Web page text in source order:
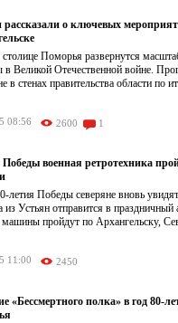
рассказали о ключевых
Поморья развернутся
Великой Отечественной войне.
в стенах правительства области по
08:56 2600 1
военная ретротехника
летия Победы северяне вновь
из Устьян отправится в
пройдут по Архангельску,
11:00 2450
«Бессмертного полка» в год 80-